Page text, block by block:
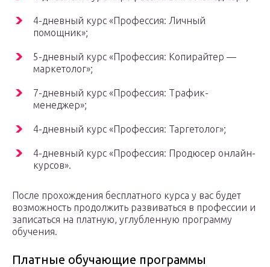
4-дневный курс «Профессия: Личный
помощник»;
5-дневный курс «Профессия: Копирайтер —
маркетолог»;
7-дневный курс «Профессия: Трафик-
менеджер»;
4-дневный курс «Профессия: Таргетолог»;
4-дневный курс «Профессия: Продюсер онлайн-
курсов».
После прохождения бесплатного курса у вас будет
возможность продолжить развиваться в профессии и
записаться на платную, углубленную программу
обучения.
Платные обучающие программы